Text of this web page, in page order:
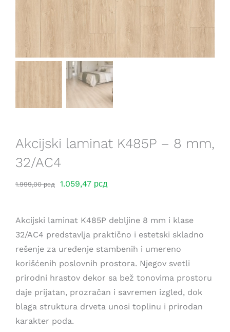
Saveti
Akcijski laminat K485P – 8 mm,
32/AC4
1.999,00рсд
Оригинална
била:
1.999,00 рсд.
1.059,47 рсд
1.059,47 рсд.
Akcijski laminat K485P debljine 8 mm i klase
32/AC4 predstavlja praktično i estetski skladno
rešenje za uređenje stambenih i umereno
korišćenih poslovnih prostora. Njegov svetli
prirodni hrastov dekor sa bež tonovima prostoru
daje prijatan, prozračan i savremen izgled, dok
blaga struktura drveta unosi toplinu i prirodan
karakter poda.